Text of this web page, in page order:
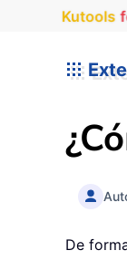
Kutools
De